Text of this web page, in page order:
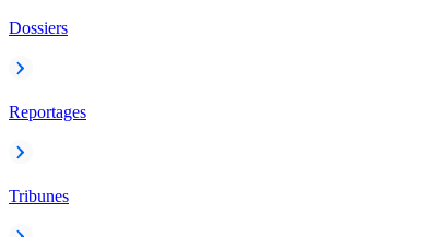
Dossiers
Reportages
Tribunes